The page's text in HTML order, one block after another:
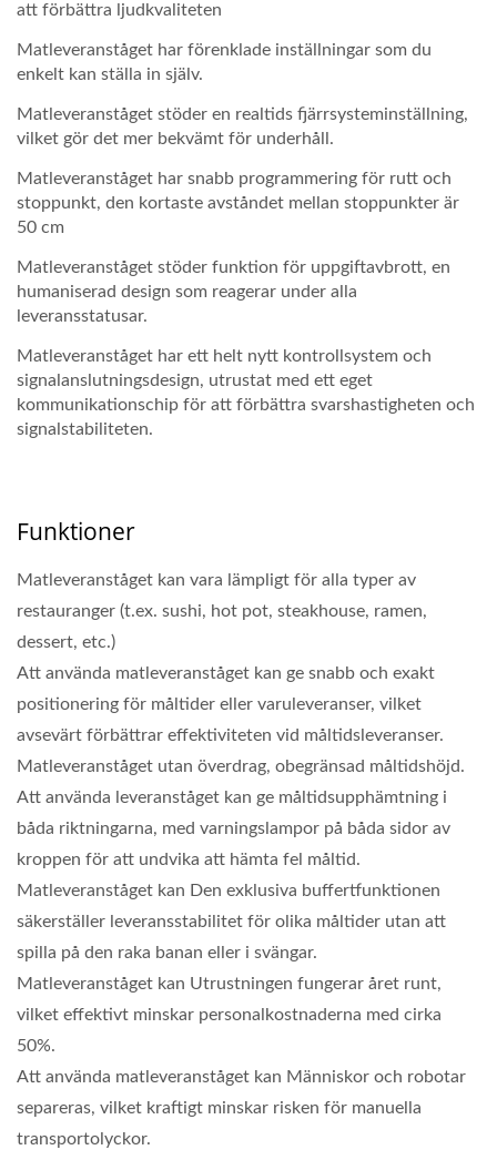
att förbättra ljudkvaliteten
Matleveranståget har förenklade inställningar som du
enkelt kan ställa in själv.
Matleveranståget stöder en realtids fjärrsysteminställning,
vilket gör det mer bekvämt för underhåll.
Matleveranståget har snabb programmering för rutt och
stoppunkt, den kortaste avståndet mellan stoppunkter är
50 cm
Matleveranståget stöder funktion för uppgiftavbrott, en
humaniserad design som reagerar under alla
leveransstatusar.
Matleveranståget har ett helt nytt kontrollsystem och
signalanslutningsdesign, utrustat med ett eget
kommunikationschip för att förbättra svarshastigheten och
signalstabiliteten.
Funktioner
Matleveranståget kan vara lämpligt för alla typer av
restauranger (t.ex. sushi, hot pot, steakhouse, ramen,
dessert, etc.)
Att använda matleveranståget kan ge snabb och exakt
positionering för måltider eller varuleveranser, vilket
avsevärt förbättrar effektiviteten vid måltidsleveranser.
Matleveranståget utan överdrag, obegränsad måltidshöjd.
Att använda leveranståget kan ge måltidsupphämtning i
båda riktningarna, med varningslampor på båda sidor av
kroppen för att undvika att hämta fel måltid.
Matleveranståget kan Den exklusiva buffertfunktionen
säkerställer leveransstabilitet för olika måltider utan att
spilla på den raka banan eller i svängar.
Matleveranståget kan Utrustningen fungerar året runt,
vilket effektivt minskar personalkostnaderna med cirka
50%.
Att använda matleveranståget kan Människor och robotar
separeras, vilket kraftigt minskar risken för manuella
transportolyckor.